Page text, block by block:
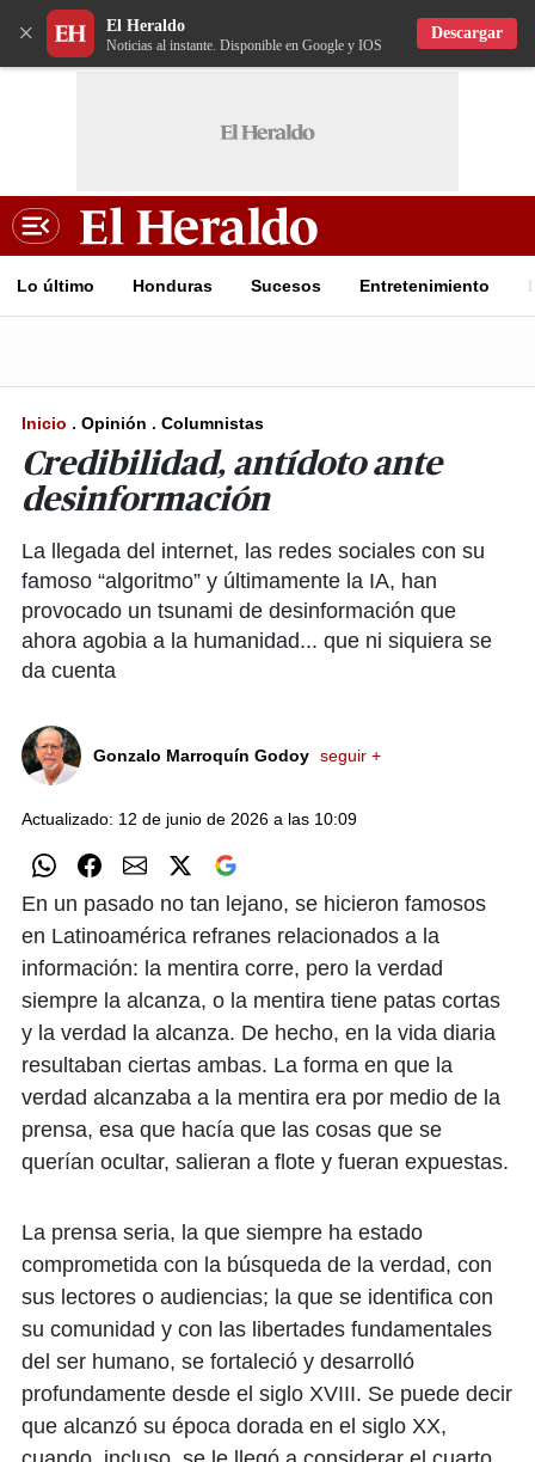
× El Heraldo
Noticias al instante. Disponible en Google y IOS
Descargar
Lo último Honduras Sucesos Entretenimiento
Inicio . Opinión . Columnistas
Credibilidad, antídoto ante
desinformación
La llegada del internet, las redes sociales con su
famoso “algoritmo” y últimamente la IA, han
provocado un tsunami de desinformación que
ahora agobia a la humanidad... que ni siquiera se
da cuenta
Gonzalo Marroquín Godoy seguir +
Actualizado: 12 de junio de 2026 a las 10:09
En un pasado no tan lejano, se hicieron famosos
en Latinoamérica refranes relacionados a la
información: la mentira corre, pero la verdad
siempre la alcanza, o la mentira tiene patas cortas
y la verdad la alcanza. De hecho, en la vida diaria
resultaban ciertas ambas. La forma en que la
verdad alcanzaba a la mentira era por medio de la
prensa, esa que hacía que las cosas que se
querían ocultar, salieran a flote y fueran expuestas.
La prensa seria, la que siempre ha estado
comprometida con la búsqueda de la verdad, con
sus lectores o audiencias; la que se identifica con
su comunidad y con las libertades fundamentales
del ser humano, se fortaleció y desarrolló
profundamente desde el siglo XVIII. Se puede decir
que alcanzó su época dorada en el siglo XX,